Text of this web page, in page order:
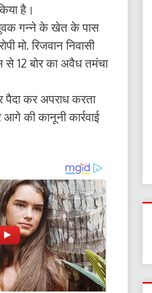
है।
युवक गन्ने के खेत के पास
मो. रिजवान निवासी
से 12 बोर का अवैध तमंचा
कर अपराध करता
की कानूनी कार्रवाई